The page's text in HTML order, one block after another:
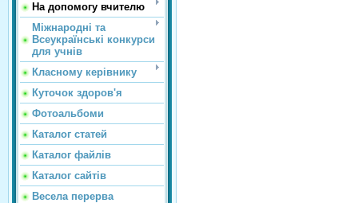
На допомогу вчителю
Міжнародні та
Всеукраїнські конкурси
для учнів
Класному керівнику
Куточок здоров'я
Фотоальбоми
Каталог статей
Каталог файлів
Каталог сайтiв
Весела перерва